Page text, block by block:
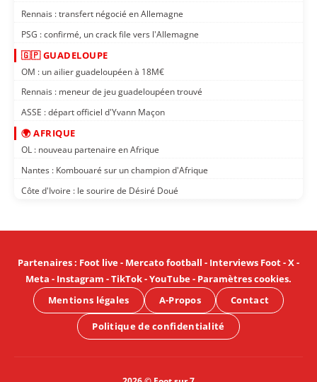
Rennais : transfert négocié en Allemagne
PSG : confirmé, un crack file vers l'Allemagne
🇬🇵 GUADELOUPE
OM : un ailier guadeloupéen à 18M€
Rennais : meneur de jeu guadeloupéen trouvé
ASSE : départ officiel d'Yvann Maçon
🌍 AFRIQUE
OL : nouveau partenaire en Afrique
Nantes : Kombouaré sur un champion d'Afrique
Côte d'Ivoire : le sourire de Désiré Doué
Partenaires: Foot live- Mercato football - Interviews Foot-X-
Meta - Instagram -TikTok-YouTube- Paramètres cookies.
Mentions légales
A-Propos Contact
Politique de confidentialité